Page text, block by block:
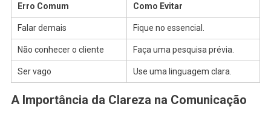
Erro Comum Como Evitar
Falar demais Fique no essencial.
Não conhecer o cliente Faça uma pesquisa prévia.
Ser vago Use uma linguagem clara.
A Importância da Clareza na Comunicação